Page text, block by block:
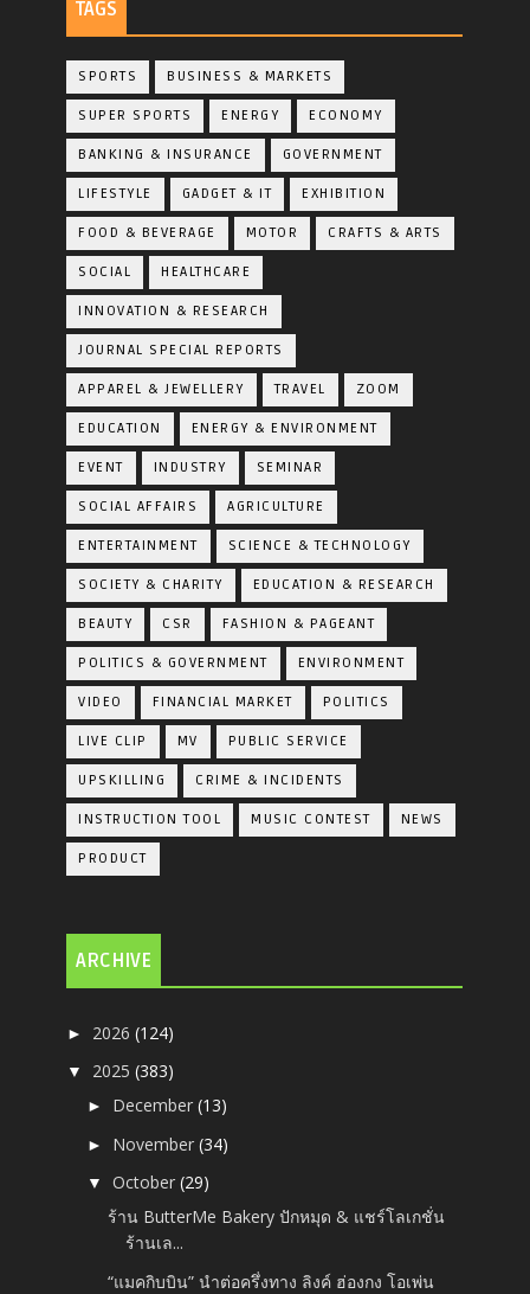
TAGS
SPORTS BUSINESS & MARKETS
SUPER SPORTS ENERGY ECONOMY
BANKING & INSURANCE GOVERNMENT
LIFESTYLE GADGET & IT EXHIBITION
FOOD & BEVERAGE MOTOR CRAFTS & ARTS
SOCIAL HEALTHCARE
INNOVATION & RESEARCH
JOURNAL SPECIAL REPORTS
APPAREL & JEWELLERY TRAVEL ZOOM
EDUCATION ENERGY & ENVIRONMENT
EVENT INDUSTRY SEMINAR
SOCIAL AFFAIRS AGRICULTURE
ENTERTAINMENT SCIENCE & TECHNOLOGY
SOCIETY & CHARITY EDUCATION & RESEARCH
BEAUTY CSR FASHION & PAGEANT
POLITICS & GOVERNMENT ENVIRONMENT
VIDEO FINANCIAL MARKET POLITICS
LIVE CLIP MV PUBLIC SERVICE
UPSKILLING CRIME & INCIDENTS
INSTRUCTION TOOL MUSIC CONTEST NEWS
PRODUCT
ARCHIVE
► 2026(124)
▼ 2025(383)
► December(13)
► November(34)
▼October(29)
ร้าน ButterMe Bakery ปักหมุด & แชร์โลเกชั่น
ร้านเล...
“แมคกิบบิน” นำต่อครึ่งทาง ลิงค์ ฮ่องกง โอเพ่น